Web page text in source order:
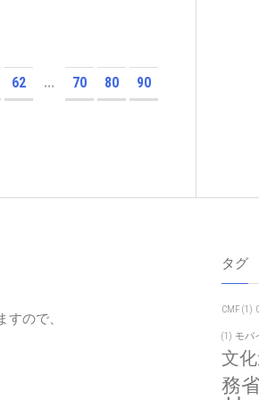
62 ... 70 80 90
ので、
タグ
CMF (1)
(1) モバ
文
務